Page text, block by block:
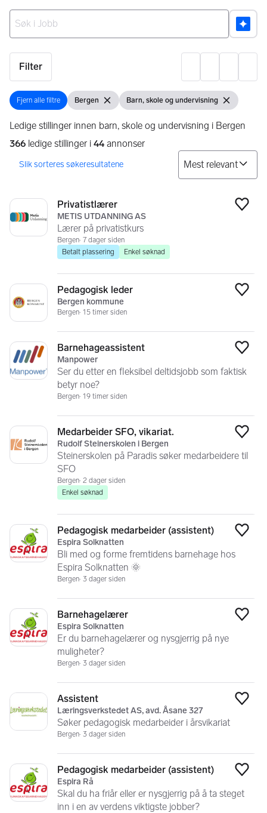
Filter
Fjern alle filtre
Fjern alle filtre Vis filter
Bergen Fjern filterVis filter
Barn, skole og undervisning Fjern filter
Ledige stillinger innen barn, skole og undervisning i Bergen
366 ledige stillinger i 44 annonser
Søkeresultater
Privatistlærer
METIS UTDANNING AS
Lærer på privatistkurs
Bergen 7 dager siden
Betalt plassering
Enkel søknad
Pedagogisk leder
Bergen kommune
Bergen 15 timer siden
Barnehageassistent
Manpower
Ser du etter en fleksibel deltidsjobb som faktisk
betyr noe?
Bergen 19 timer siden
Medarbeider SFO, vikariat.
Rudolf Steinerskolen i Bergen
Steinerskolen på Paradis søker medarbeidere til
SFO
Bergen 2 dager siden
Enkel søknad
Pedagogisk medarbeider (assistent)
Espira Solknatten
Bli med og forme fremtidens barnehage hos
Espira Solknatten 🌞
Bergen 3 dager siden
Barnehagelærer
Espira Solknatten
Er du barnehagelærer og nysgjerrig på nye
muligheter?
Bergen 3 dager siden
Assistent
Læringsverkstedet AS, avd. Åsane 327
Søker pedagogisk medarbeider i årsvikariat
Bergen 3 dager siden
Pedagogisk medarbeider (assistent)
Espira Rå
Skal du ha friår eller er nysgjerrig på å ta steget
inn i en av verdens viktigste jobber?